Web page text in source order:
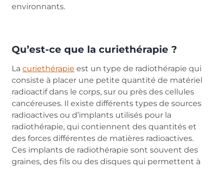
environnants.
Qu’est-ce que la curiethérapie ?
La curiethérapie est un type de radiothérapie qui
consiste à placer une petite quantité de matériel
radioactif dans le corps, sur ou près des cellules
cancéreuses. Il existe différents types de sources
radioactives ou d’implants utilisés pour la
radiothérapie, qui contiennent des quantités et
des forces différentes de matières radioactives.
Ces implants de radiothérapie sont souvent des
graines, des fils ou des disques qui permettent à